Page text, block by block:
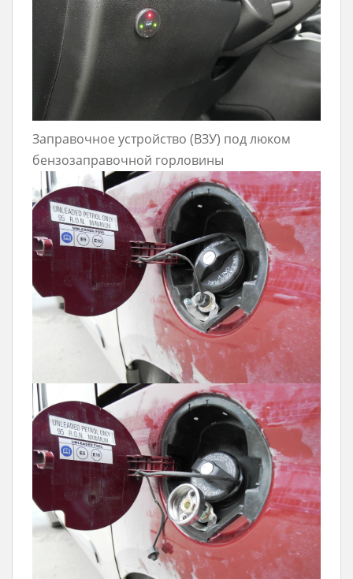
Заправочное устройство (ВЗУ) под люком
бензозаправочной горловины